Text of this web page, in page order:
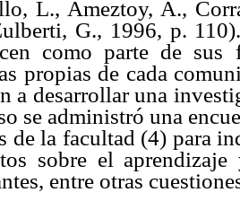
L., Ameztoy, A.,
G., 1996, p.
como parte de sus
propias de cada
a desarrollar una
se administró una
de la facultad (4) para
sobre el
entre otras